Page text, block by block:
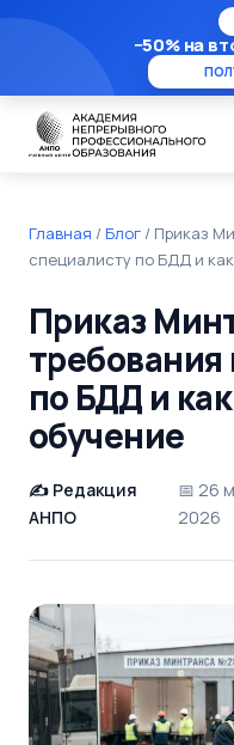
−50% на
Главная / Блог / Приказ
специалисту по БДД и
Приказ
требования
по БДД и
обучение
Редакция
АНПО
26
2026